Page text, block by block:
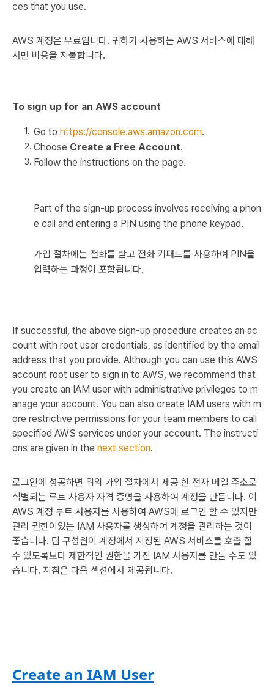
ces that you use.
AWS 계정은 무료입니다. 귀하가 사용하는 AWS 서비스에 대해
서만 비용을 지불합니다.
To sign up for an AWS account
Go to https://console.aws.amazon.com.
Choose Create a Free Account.
Follow the instructions on the page.
Part of the sign-up process involves receiving a phon
e call and entering a PIN using the phone keypad.
가입 절차에는 전화를 받고 전화 키패드를 사용하여 PIN을
입력하는 과정이 포함됩니다.
If successful, the above sign-up procedure creates an ac
count with root user credentials, as identified by the email
address that you provide. Although you can use this AWS
account root user to sign in to AWS, we recommend that
you create an IAM user with administrative privileges to m
anage your account. You can also create IAM users with m
ore restrictive permissions for your team members to call
specified AWS services under your account. The instructi
ons are given in the next section.
로그인에 성공하면 위의 가입 절차에서 제공 한 전자 메일 주소로
식별되는 루트 사용자 자격 증명을 사용하여 계정을 만듭니다. 이
AWS 계정 루트 사용자를 사용하여 AWS에 로그인 할 수 있지만
관리 권한이있는 IAM 사용자를 생성하여 계정을 관리하는 것이
좋습니다. 팀 구성원이 계정에서 지정된 AWS 서비스를 호출 할
수 있도록보다 제한적인 권한을 가진 IAM 사용자를 만들 수도 있
습니다. 지침은 다음 섹션에서 제공됩니다.
Create an IAM User